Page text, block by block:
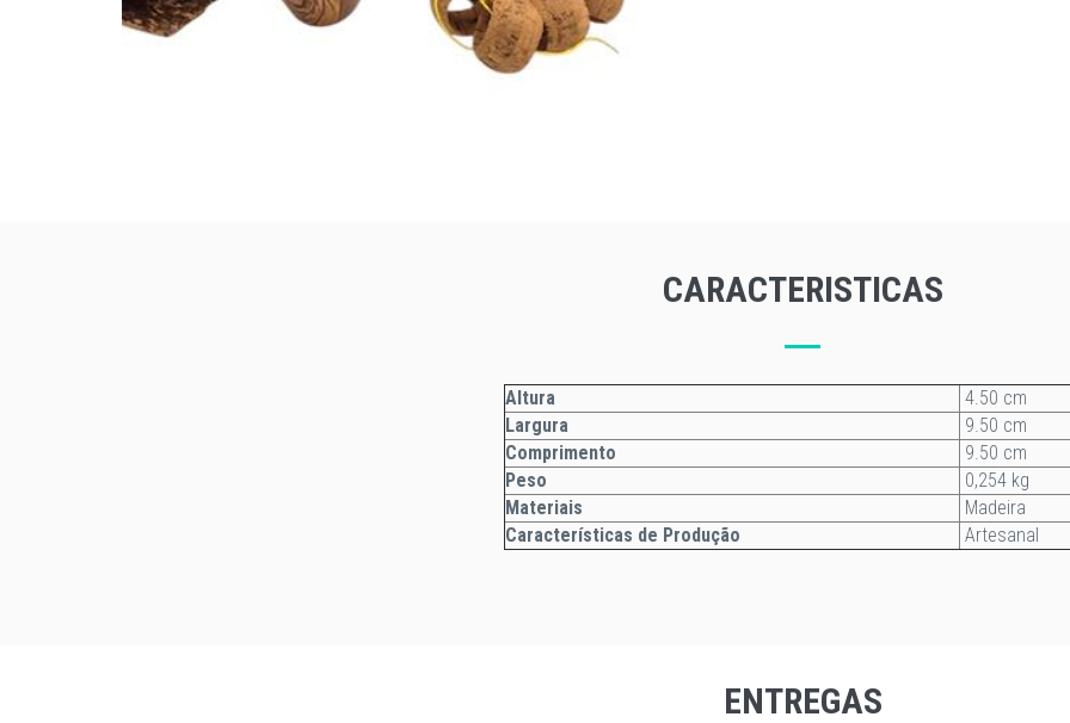
CARACTERISTICAS
Altura
4.50 cm
Largura
9.50 cm
Comprimento
9.50 cm
Peso
0,254 kg
Materiais
Madeira
Características de Produção
Artesanal
ENTREGAS